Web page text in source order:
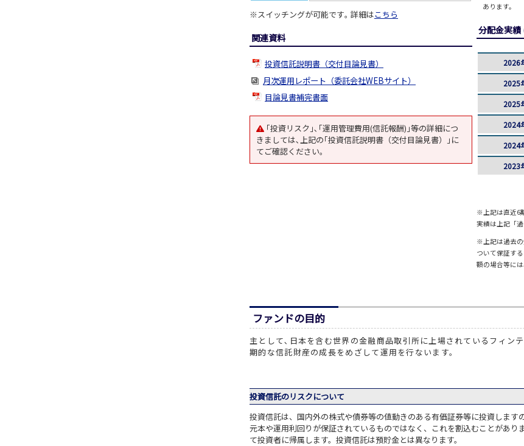
※スイッチングが可能です｡ 詳細はこちら
関連資料
投資信託説明書（交付目論見書）
月次運用レポート（委託会社WEBサイト）
目論見書補完書面
｢投資リスク｣､｢運用管理費用(信託報酬)｣等の詳細につ
きましては､上記の｢投資信託説明書（交付目論見書）｣に
てご確認ください｡
あります。
分配金実績
2026
2025
2025
2024
2024
2023
※上記は直近6
実績は上記「
※上記は過去の
ついて保証す
額の場合等に
ファンドの目的
主として､日本を含む世界の金融商品取引所に上場されているフィン
期的な信託財産の成長をめざして運用を行ないます。
投資信託のリスクについて
投資信託は、国内外の株式や債券等の値動きのある有価証券等に投資します
元本や運用利回りが保証されているものではなく、これを割込むことがあり
て投資者に帰属します。投資信託は預貯金とは異なります。